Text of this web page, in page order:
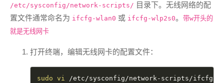
/etc/sysconfig/network-scripts/ 目录下。无线网络的配
置文件通常命名为 ifcfg-wlan0 或 ifcfg-wlp2s0。 带w开头的
就是无线网卡
打开终端，编辑无线网卡的配置文件：
sudo vi /etc/sysconfig/network-scripts/ifcfg-